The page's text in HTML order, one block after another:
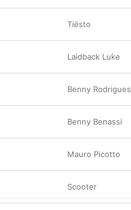
Tiësto
Laidback Luke
Benny Rodrigues
Benny Benassi
Mauro Picotto
Scooter